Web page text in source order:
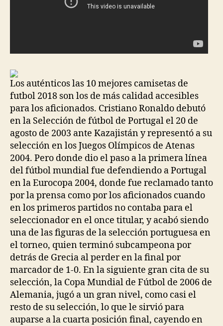
Los auténticos las 10 mejores camisetas de
futbol 2018 son los de más calidad accesibles
para los aficionados. Cristiano Ronaldo debutó
en la Selección de fútbol de Portugal el 20 de
agosto de 2003 ante Kazajistán y representó a su
selección en los Juegos Olímpicos de Atenas
2004. Pero donde dio el paso a la primera línea
del fútbol mundial fue defendiendo a Portugal
en la Eurocopa 2004, donde fue reclamado tanto
por la prensa como por los aficionados cuando
en los primeros partidos no contaba para el
seleccionador en el once titular, y acabó siendo
una de las figuras de la selección portuguesa en
el torneo, quien terminó subcampeona por
detrás de Grecia al perder en la final por
marcador de 1-0. En la siguiente gran cita de su
selección, la Copa Mundial de Fútbol de 2006 de
Alemania, jugó a un gran nivel, como casi el
resto de su selección, lo que le sirvió para
auparse a la cuarta posición final, cayendo en